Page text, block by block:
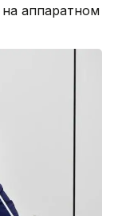
аппаратном